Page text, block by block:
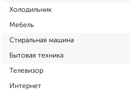
Холодильник
Мебель
Стиральная машина
Бытовая техника
Телевизор
Интернет